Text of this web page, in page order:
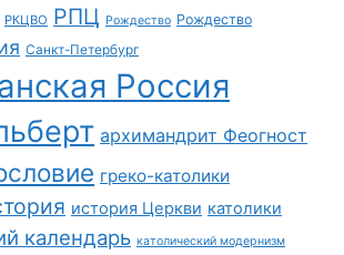
РКЦВО РПЦ Рождество Рождество
Санкт-Петербург
Россия
архимандрит Феогност
греко-католики
история Церкви католики
календарь католический модернизм